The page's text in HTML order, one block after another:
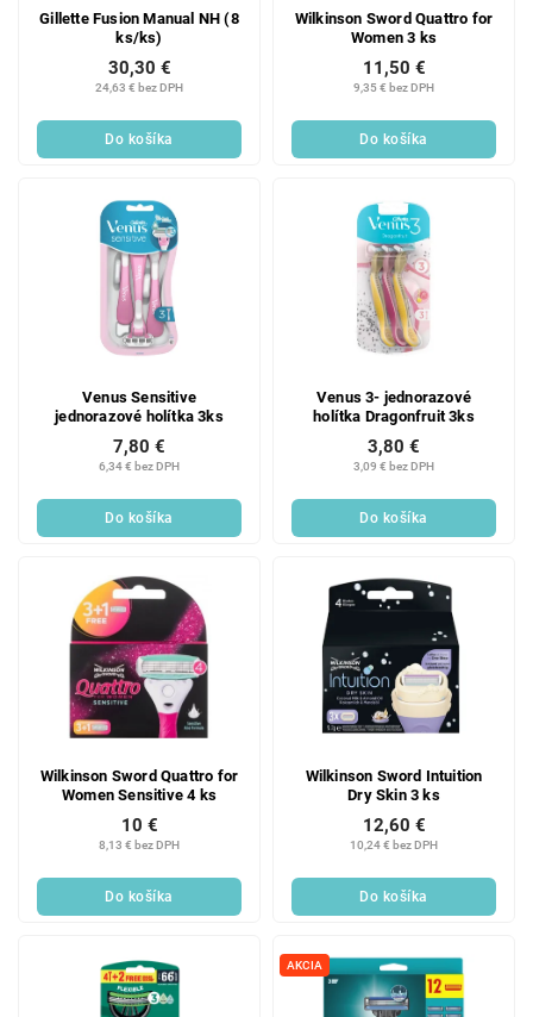
Gillette Fusion Manual NH (8
ks/ks)
24,63 € bez DPH
30,30 €
Do košíka
Wilkinson Sword Quattro for
Women 3 ks
9,35 € bez DPH
11,50 €
Do košíka
Venus Sensitive
jednorazové holítka 3ks
6,34 € bez DPH
7,80 €
Do košíka
Venus 3- jednorazové
holítka Dragonfruit 3ks
3,09 € bez DPH
3,80 €
Do košíka
Wilkinson Sword Quattro for
Women Sensitive 4 ks
8,13 € bez DPH
10 €
Do košíka
Wilkinson Sword Intuition
Dry Skin 3 ks
10,24 € bez DPH
12,60 €
Do košíka
AKCIA